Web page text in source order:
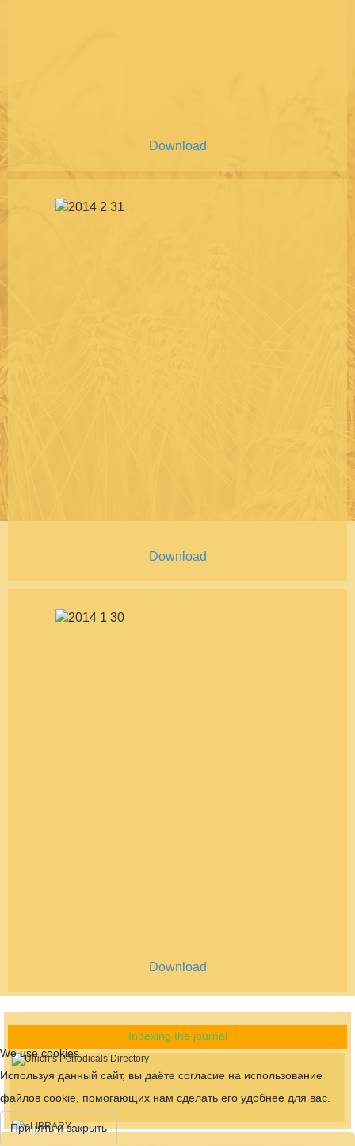
Download
Download
Download
Indexing the journal
We use cookies
Используя данный сайт, вы даёте согласие на использование
файлов cookie, помогающих нам сделать его удобнее для вас.
Принять и закрыть